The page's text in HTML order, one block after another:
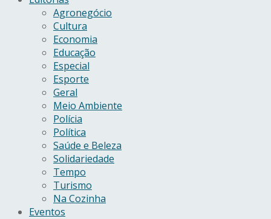
Agronegócio
Cultura
Economia
Educação
Especial
Esporte
Geral
Meio Ambiente
Polícia
Política
Saúde e Beleza
Solidariedade
Tempo
Turismo
Na Cozinha
Eventos